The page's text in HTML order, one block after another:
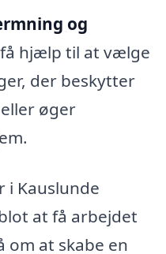
og
hjælp til at vælge
der beskytter
øger
i Kauslunde
at få arbejdet
om at skabe en